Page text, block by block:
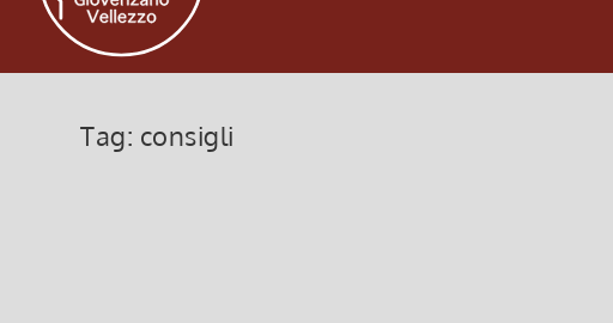
Tag: consigli